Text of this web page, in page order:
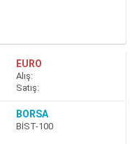
EURO
Alış:
Satış:
BORSA
BİST-100